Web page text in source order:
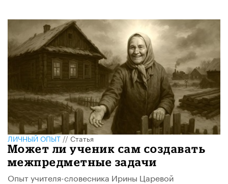
ЛИЧНЫЙ ОПЫТ//Статья
Может ли ученик сам создавать
межпредметные задачи
Опыт учителя-словесника Ирины Царевой